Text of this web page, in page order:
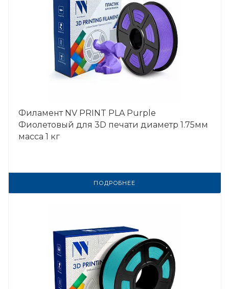
Филамент NV PRINT PLA Purple
Фиолетовый для 3D печати диаметр 1.75мм
масса 1 кг
ПОДРОБНЕЕ